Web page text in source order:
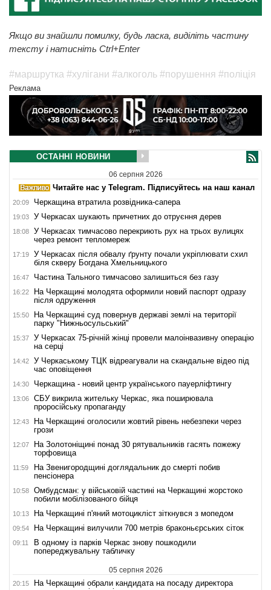
Якщо ви знайшли помилку, будь ласка, виділіть частину
тексту і натисніть Ctrl+Enter
#маршрутка #хулігани #алкоголь #порушення #поліція
Реклама
ОСТАННІ НОВИНИ
06 серпня 2026
Читайте нас у Telegram. Підписуйтесь на наш канал
20:09 Черкащина втратила розвідника-сапера
19:03 У Черкасах шукають причетних до отруєння дерев
18:08
У Черкасах тимчасово перекриють рух на трьох вулицях
через ремонт тепломереж
17:19
У Черкасах після обвалу ґрунту почали укріплювати схил
біля скверу Богдана Хмельницького
16:47 Частина Тального тимчасово залишиться без газу
16:22
На Черкащині молодята оформили новий паспорт одразу
після одруження
15:50
На Черкащині суд повернув державі землі на території
парку "Нижньосульський"
15:37
У Черкасах 75-річній жінці провели малоінвазивну операцію
на серці
14:42
У Черкаському ТЦК відреагували на скандальне відео під
час оповіщення
14:30 Черкащина - новий центр українського пауерліфтингу
13:06
СБУ викрила жительку Черкас, яка поширювала
проросійську пропаганду
12:43
На Черкащині оголосили жовтий рівень небезпеки через
грози
12:07
На Золотоніщині понад 30 рятувальників гасять пожежу
торфовища
11:59
На Звенигородщині доглядальник до смерті побив
пенсіонера
10:58
Омбудсман: у військовій частині на Черкащині жорстоко
побили мобілізованого бійця
10:13 На Черкащині п'яний мотоцикліст зіткнувся з мопедом
09:54 На Черкащині вилучили 700 метрів браконьєрських сіток
09:11
В одному із парків Черкас знову пошкодили
попереджувальну табличку
05 серпня 2026
20:15
На Черкащині обрали кандидата на посаду директора